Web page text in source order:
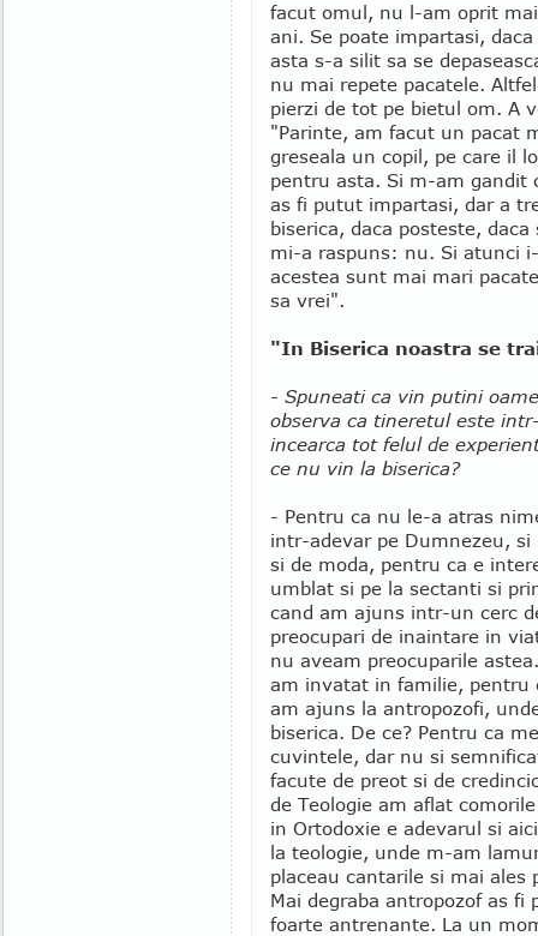
facut omul, nu l-am oprit
ani. Se poate impartasi,
asta s-a silit sa se
nu mai repete pacatele.
pierzi de tot pe bietul om. A
"Parinte, am facut un pacat
greseala un copil, pe care il
pentru asta. Si m-am gandit
as fi putut impartasi, dar a
biserica, daca posteste,
mi-a raspuns: nu. Si atunci
acestea sunt mai mari
sa vrei".
"In Biserica noastra se
- Spuneati ca vin putini
observa ca tineretul este
incearca tot felul de
ce nu vin la biserica?
- Pentru ca nu le-a atras
intr-adevar pe Dumnezeu,
si de moda, pentru ca e
umblat si pe la sectanti si
cand am ajuns intr-un cerc
preocupari de inaintare in
nu aveam preocuparile
am invatat in familie, pentru
am ajuns la antropozofi,
biserica. De ce? Pentru ca
cuvintele, dar nu si
facute de preot si de
de Teologie am aflat
in Ortodoxie e adevarul si
la teologie, unde m-am
placeau cantarile si mai
Mai degraba antropozof as
foarte antrenante. La un